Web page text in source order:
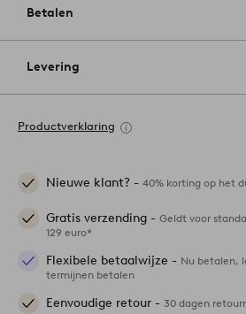
Betalen
Levering
Productverklaring
Nieuwe klant? - 40% korting op het
Gratis verzending - Geldt voor
129 euro*
Flexibele betaalwijze - Nu betalen,
termijnen betalen
Eenvoudige retour - 30 dagen